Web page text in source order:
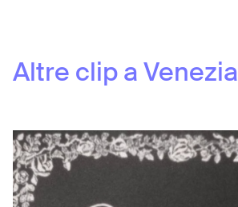
Altre clip aVenezia